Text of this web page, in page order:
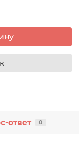
ответ 0